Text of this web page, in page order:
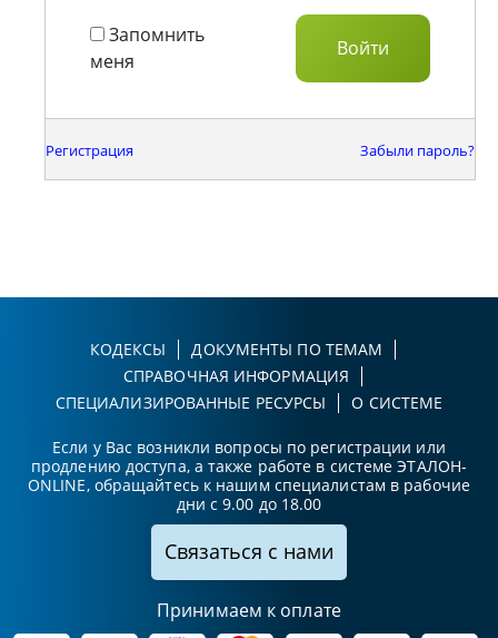
Запомнить
меня
Регистрация Забыли пароль?
КОДЕКСЫ
ДОКУМЕНТЫ ПО ТЕМАМ
СПРАВОЧНАЯ ИНФОРМАЦИЯ
СПЕЦИАЛИЗИРОВАННЫЕ РЕСУРСЫ
О СИСТЕМЕ
Если у Вас возникли вопросы по регистрации или
продлению доступа, а также работе в системе ЭТАЛОН-
ONLINE, обращайтесь к нашим специалистам в рабочие
дни с 9.00 до 18.00
Связаться с нами
Принимаем к оплате